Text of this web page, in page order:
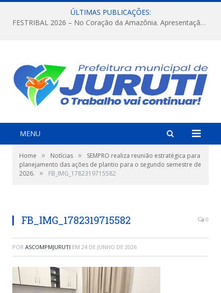
ÚLTIMAS PUBLICAÇÕES:
FESTRIBAL 2026 – No Coração da Amazônia. Apresentação da Munduruku.
MENU
Home » Notícias »
SEMPRO realiza reunião estratégica para
planejamento das ações de plantio para o segundo semestre de
2026.
» FB_IMG_1782319715582
FB_IMG_1782319715582 0
POR ASCOMPMJURUTI EM 24 DE JUNHO DE 2026